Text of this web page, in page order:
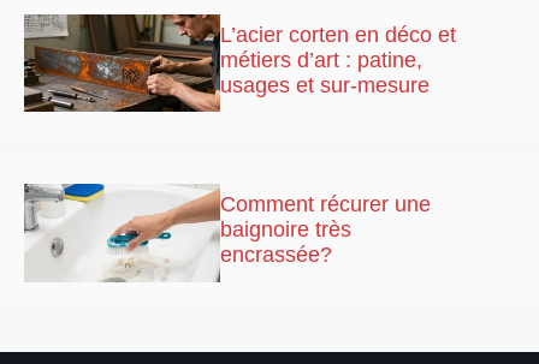
L’acier corten en déco et
métiers d’art : patine,
usages et sur-mesure
Comment récurer une
baignoire très
encrassée?